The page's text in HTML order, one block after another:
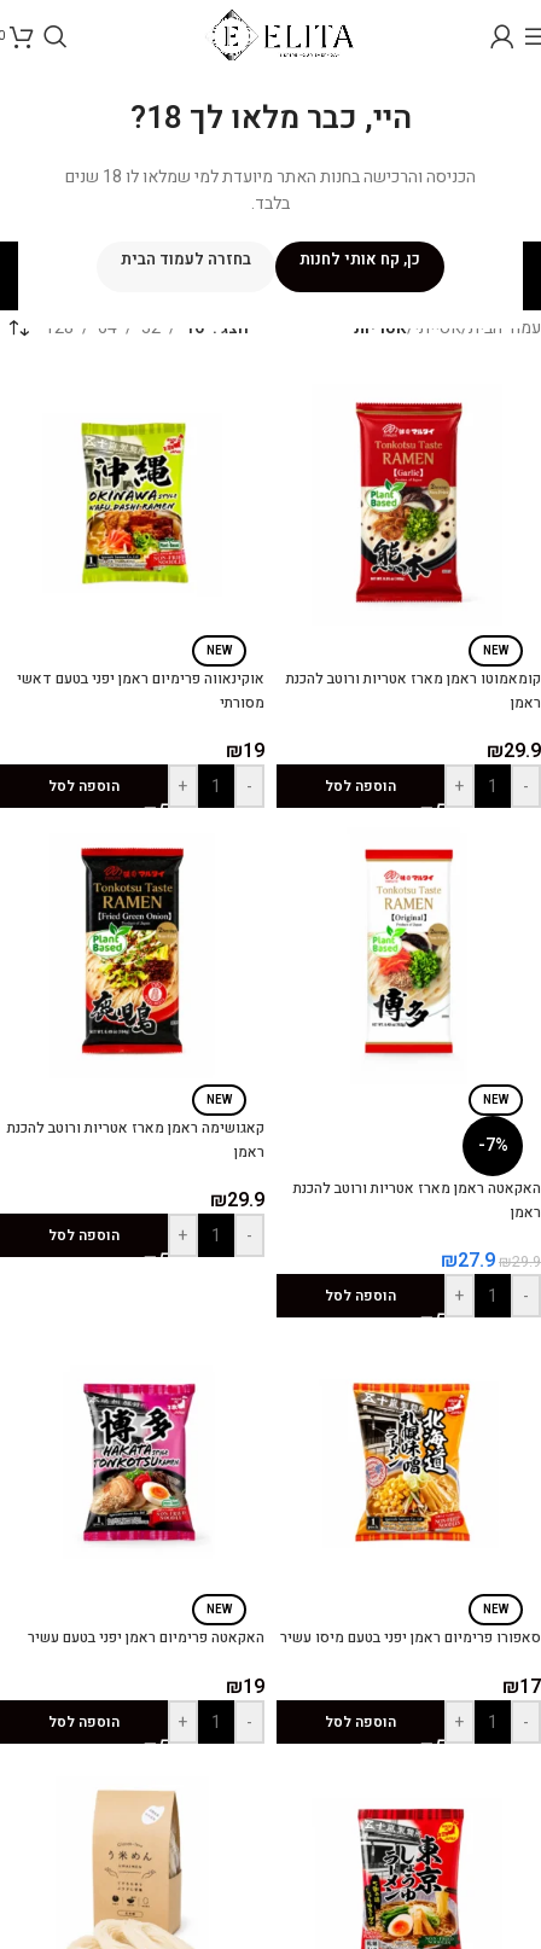
היי, כבר מלאו לך 18?
הכניסה והרכישה בחנות האתר מיועדת למי שמלאו לו 18 שנים
בלבד.
כן, קח אותי לחנות בחזרה לעמוד הביתאטריות
עמוד הבית/אסייתי /אטריות הצג 16
32
64
128
NEW
קומאמוטו ראמן מארז אטריות ורוטב להכנת
ראמן
₪29.9
-
+ הוספה לסל
NEW
אוקינאווה פרימיום ראמן יפני בטעם דאשי
מסורתי
₪19
-
+ הוספה לסל
-7%
NEW
האקאטה ראמן מארז אטריות ורוטב להכנת
ראמן
₪29.9
₪27.9
-
+ הוספה לסל
NEW
קאגושימה ראמן מארז אטריות ורוטב להכנת
ראמן
₪29.9
-
+ הוספה לסל
NEW
סאפורו פרימיום ראמן יפני בטעם מיסו עשיר
₪17
-
+ הוספה לסל
NEW
האקאטה פרימיום ראמן יפני בטעם עשיר
₪19
-
+ הוספה לסל